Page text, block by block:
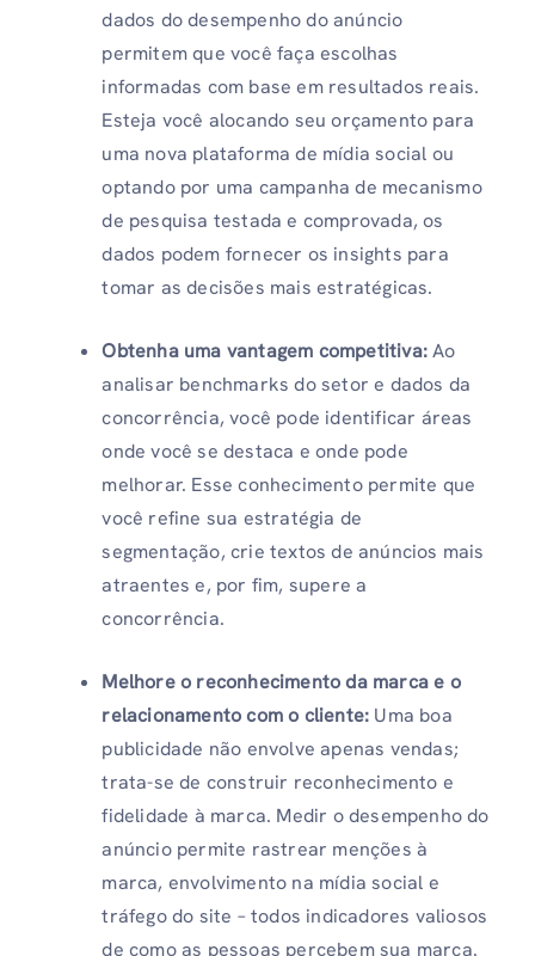
dados do desempenho do anúncio
permitem que você faça escolhas
informadas com base em resultados reais.
Esteja você alocando seu orçamento para
uma nova plataforma de mídia social ou
optando por uma campanha de mecanismo
de pesquisa testada e comprovada, os
dados podem fornecer os insights para
tomar as decisões mais estratégicas.
Obtenha uma vantagem competitiva:Ao
analisar benchmarks do setor e dados da
concorrência, você pode identificar áreas
onde você se destaca e onde pode
melhorar. Esse conhecimento permite que
você refine sua estratégia de
segmentação, crie textos de anúncios mais
atraentes e, por fim, supere a
concorrência.
Melhore o reconhecimento da marca e o
relacionamento com o cliente: Uma boa
publicidade não envolve apenas vendas;
trata-se de construir reconhecimento e
fidelidade à marca. Medir o desempenho do
anúncio permite rastrear menções à
marca, envolvimento na mídia social e
tráfego do site – todos indicadores valiosos
de como as pessoas percebem sua marca.